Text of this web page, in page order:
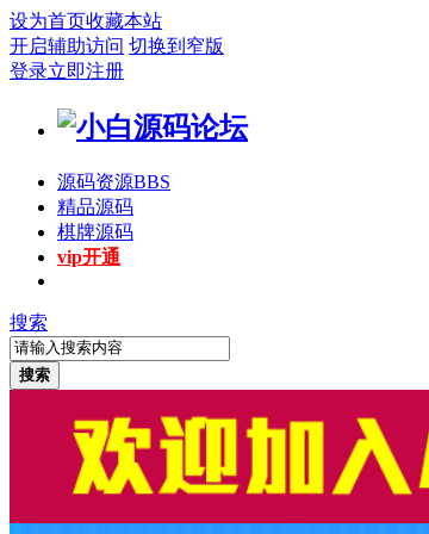
设为首页收藏本站
开启辅助访问 切换到窄版
登录立即注册
源码资源BBS
精品源码
棋牌源码
vip开通
搜索
搜索